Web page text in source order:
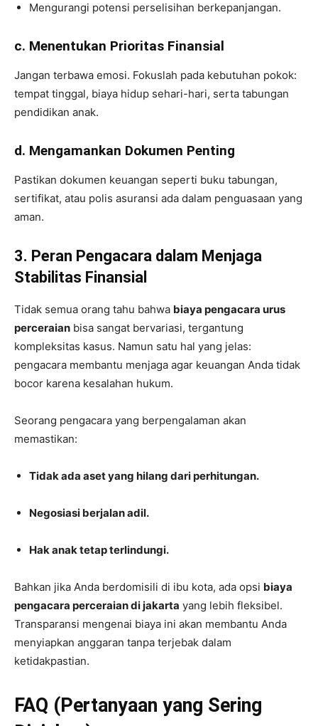
Mengurangi potensi perselisihan berkepanjangan.
c. Menentukan Prioritas Finansial
Jangan terbawa emosi. Fokuslah pada kebutuhan pokok:
tempat tinggal, biaya hidup sehari-hari, serta tabungan
pendidikan anak.
d. Mengamankan Dokumen Penting
Pastikan dokumen keuangan seperti buku tabungan,
sertifikat, atau polis asuransi ada dalam penguasaan yang
aman.
3. Peran Pengacara dalam Menjaga
Stabilitas Finansial
Tidak semua orang tahu bahwa biaya pengacara urus
perceraian bisa sangat bervariasi, tergantung
kompleksitas kasus. Namun satu hal yang jelas:
pengacara membantu menjaga agar keuangan Anda tidak
bocor karena kesalahan hukum.
Seorang pengacara yang berpengalaman akan
memastikan:
Tidak ada aset yang hilang dari perhitungan.
Negosiasi berjalan adil.
Hak anak tetap terlindungi.
Bahkan jika Anda berdomisili di ibu kota, ada opsi biaya
pengacara perceraian di jakarta yang lebih fleksibel.
Transparansi mengenai biaya ini akan membantu Anda
menyiapkan anggaran tanpa terjebak dalam
ketidakpastian.
FAQ (Pertanyaan yang Sering